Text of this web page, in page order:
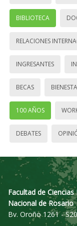
BIBLIOTECA
RELACIONES
INGRESANTES
BECAS
100 AÑOS
DEBATES
Facultad de
Nacional de Rosario
Bv. Oroño 1261 -